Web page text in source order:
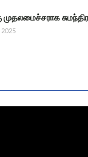
முதலமைச்சராக
2025